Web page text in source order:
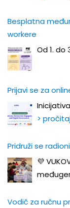
Besplatna
workere
Od 1. do
Prijavi se za
>
Pridruži se
💜
Vodič za ručnu